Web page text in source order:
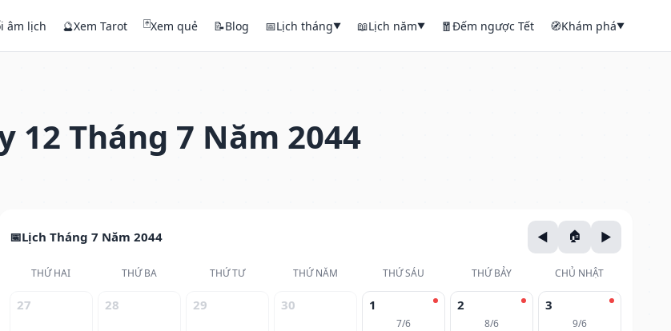
âm lịch 🔮Xem Tarot 🃏Xem quẻ 📝Blog 📅Lịch tháng▼ 📖Lịch năm▼ 🧧Đếm ngược Tết 🧭Khám phá▼
12 Tháng 7 Năm 2044
Lịch Tháng 7 Năm 2044
THỨ HAI THỨ BA THỨ TƯ THỨ NĂM THỨ SÁU THỨ BẢY CHỦ NHẬT
27 28 29 30 1
7/6
2
8/6
3
9/6